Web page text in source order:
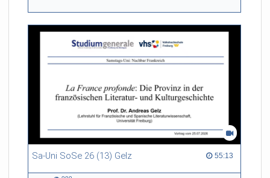
Sa-Uni SoSe 26 (13) Gelz 55:13
55:13 duration